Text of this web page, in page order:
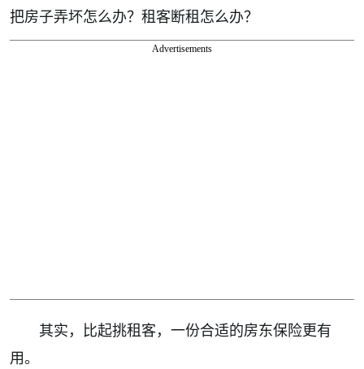
把房子弄坏怎么办？租客断租怎么办？
Advertisements
其实，比起挑租客，一份合适的房东保险更有
用。